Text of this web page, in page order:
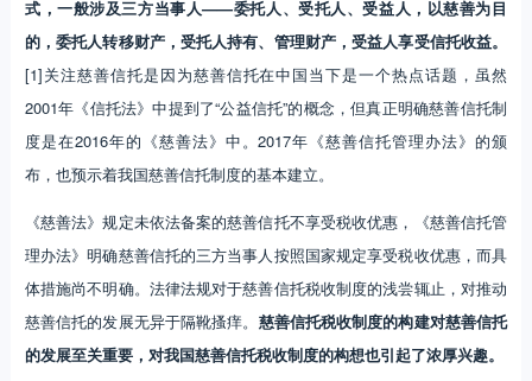
式，一般涉及三方当事人——委托人、受托人、受益人，以慈善为目
的，委托人转移财产，受托人持有、管理财产，受益人享受信托收益。
[1]关注慈善信托是因为慈善信托在中国当下是一个热点话题，虽然
2001年《信托法》中提到了“公益信托”的概念，但真正明确慈善信托制
度是在2016年的《慈善法》中。2017年《慈善信托管理办法》的颁
布，也预示着我国慈善信托制度的基本建立。
《慈善法》规定未依法备案的慈善信托不享受税收优惠，《慈善信托管
理办法》明确慈善信托的三方当事人按照国家规定享受税收优惠，而具
体措施尚不明确。法律法规对于慈善信托税收制度的浅尝辄止，对推动
慈善信托的发展无异于隔靴搔痒。 慈善信托税收制度的构建对慈善信托
的发展至关重要，对我国慈善信托税收制度的构想也引起了浓厚兴趣。